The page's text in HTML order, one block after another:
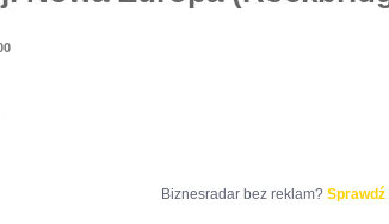
Biznesradar bez reklam? Sprawdź